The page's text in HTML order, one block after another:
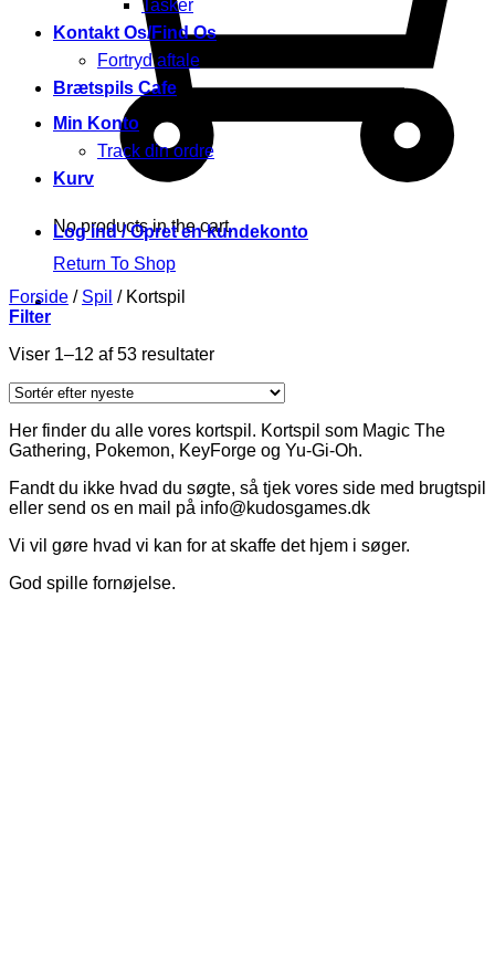
No products in the cart.
Return To Shop
Tasker
Kontakt Os/Find Os
Fortryd aftale
Brætspils Cafe
Min Konto
Track din ordre
Kurv
Log ind / Opret en kundekonto
Forside / Spil /Kortspil
Filter
Viser 1–12 af 53 resultater
Her finder du alle vores kortspil. Kortspil som Magic The
Gathering, Pokemon, KeyForge og Yu-Gi-Oh.
Fandt du ikke hvad du søgte, så tjek vores side med brugtspil
eller send os en mail på info@kudosgames.dk
Vi vil gøre hvad vi kan for at skaffe det hjem i søger.
God spille fornøjelse.